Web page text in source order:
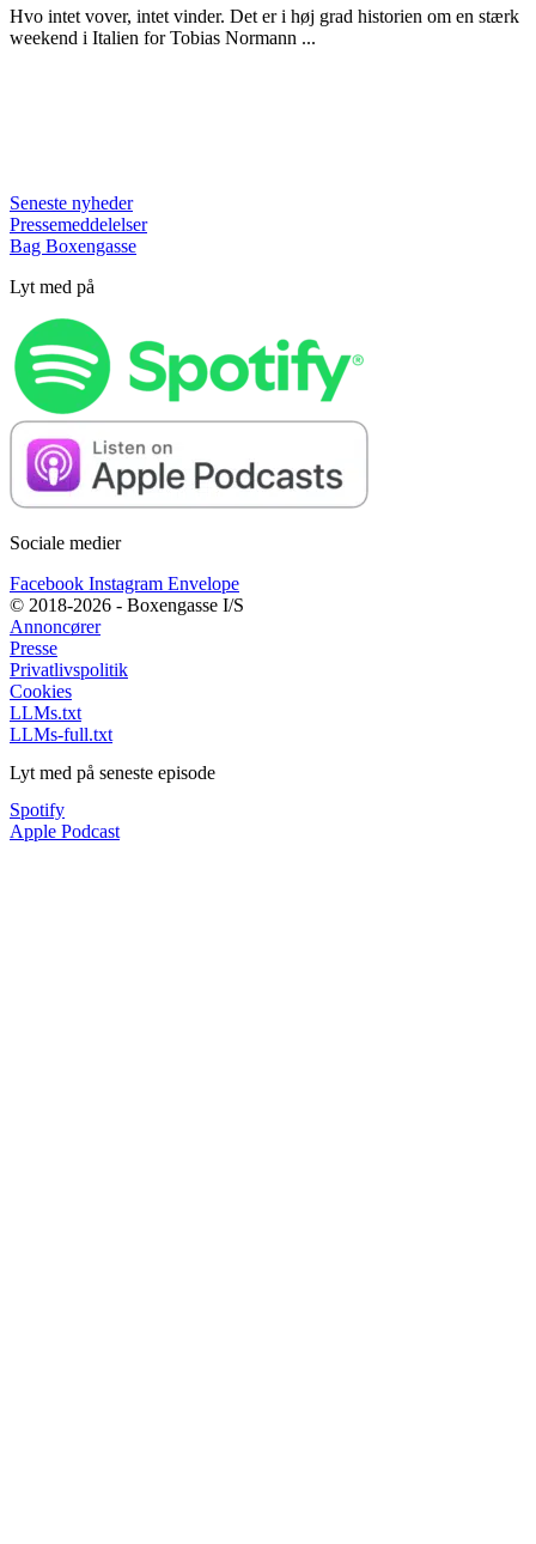
Hvo intet vover, intet vinder. Det er i høj grad historien om en stærk
weekend i Italien for Tobias Normann ...
Seneste nyheder
Pressemeddelelser
Bag Boxengasse
Lyt med på
Sociale medier
Facebook Instagram Envelope
© 2018-2026 - Boxengasse I/S
Annoncører
Presse
Privatlivspolitik
Cookies
LLMs.txt
LLMs-full.txt
Lyt med på seneste episode
Spotify
Apple Podcast